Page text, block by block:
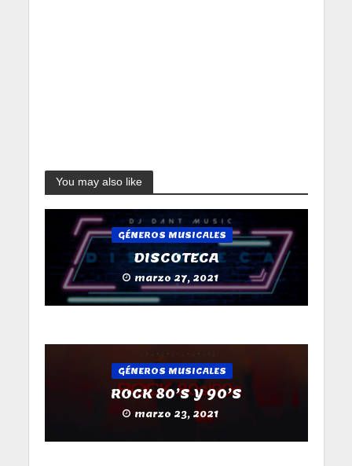
You may also like
GÉNEROS MUSICALES
DISCOTECA
marzo 27, 2021
GÉNEROS MUSICALES
ROCK 80’S Y 90’S
marzo 23, 2021